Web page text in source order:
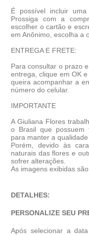
É possível incluir
Prossiga com a
escolher o cartão e
em Anônimo, escolha a
ENTREGA E FRETE:
Para consultar o prazo
entrega, clique em OK
queira acompanhar a
número do celular.
IMPORTANTE
A Giuliana Flores
o Brasil que possuem
para manter a
Porém, devido às
naturais das flores e
sofrer alterações.
As imagens exibidas
DETALHES:
PERSONALIZE SEU
Após selecionar a